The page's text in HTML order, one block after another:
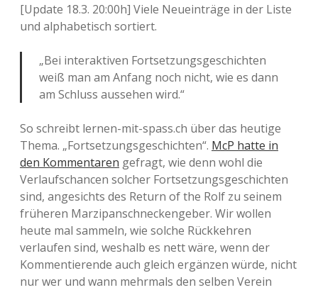
[Update 18.3. 20:00h] Viele Neueinträge in der Liste
und alphabetisch sortiert.
„Bei interaktiven Fortsetzungsgeschichten
weiß man am Anfang noch nicht, wie es dann
am Schluss aussehen wird.“
So schreibt lernen-mit-spass.ch über das heutige
Thema. „Fortsetzungsgeschichten“. McP hatte in
den Kommentaren gefragt, wie denn wohl die
Verlaufschancen solcher Fortsetzungsgeschichten
sind, angesichts des Return of the Rolf zu seinem
früheren Marzipanschneckengeber. Wir wollen
heute mal sammeln, wie solche Rückkehren
verlaufen sind, weshalb es nett wäre, wenn der
Kommentierende auch gleich ergänzen würde, nicht
nur wer und wann mehrmals den selben Verein